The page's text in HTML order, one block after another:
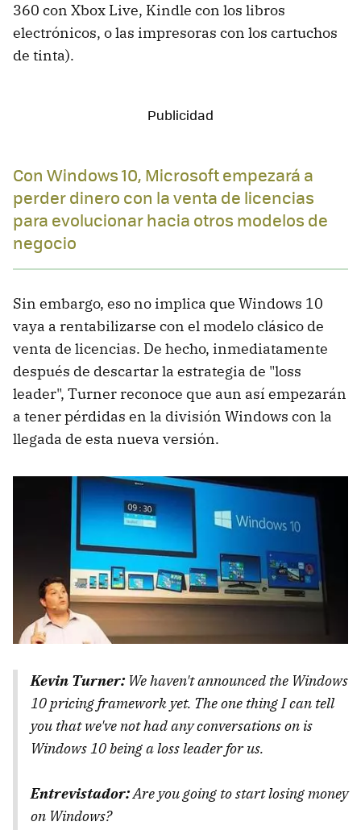
360 con Xbox Live, Kindle con los libros
electrónicos, o las impresoras con los cartuchos
de tinta).
Con Windows 10, Microsoft empezará a
perder dinero con la venta de licencias
para evolucionar hacia otros modelos de
negocio
Sin embargo, eso no implica que Windows 10
vaya a rentabilizarse con el modelo clásico de
venta de licencias. De hecho, inmediatamente
después de descartar la estrategia de "loss
leader", Turner reconoce que aun así empezarán
a tener pérdidas en la división Windows con la
llegada de esta nueva versión.
Kevin Turner:We haven't announced the Windows
10 pricing framework yet. The one thing I can tell
you that we've not had any conversations on is
Windows 10 being a loss leader for us.
Entrevistador:Are you going to start losing money
on Windows?